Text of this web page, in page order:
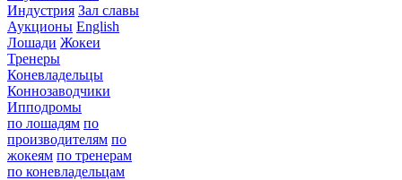
Индустрия Зал славы
Аукционы English
Лошади Жокеи
Тренеры
Коневладельцы
Коннозаводчики
Ипподромы
по лошадям по
производителям по
жокеям по тренерам
по коневладельцам